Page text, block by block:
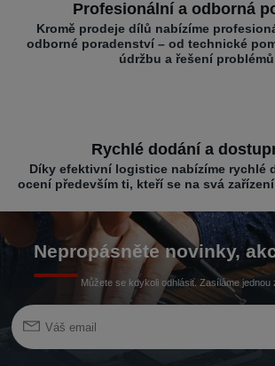
Profesionální a odborná
Kromě prodeje dílů nabízíme
odborné poradenství – od technické
údržbu a řešení
Rychlé dodání a
Díky efektivní logistice nabízíme rychlé
ocení především ti, kteří se na svá
Nepropásněte novinky,
Můžete se kdykoli odhlásit. Zasíláme jednou